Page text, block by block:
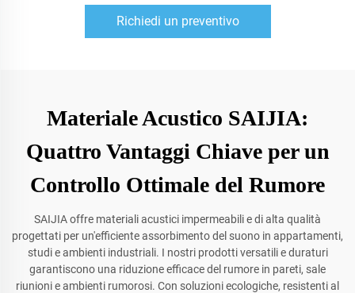
Richiedi un preventivo
Materiale Acustico SAIJIA:
Quattro Vantaggi Chiave per un
Controllo Ottimale del Rumore
SAIJIA offre materiali acustici impermeabili e di alta qualità
progettati per un'efficiente assorbimento del suono in appartamenti,
studi e ambienti industriali. I nostri prodotti versatili e duraturi
garantiscono una riduzione efficace del rumore in pareti, sale
riunioni e ambienti rumorosi. Con soluzioni ecologiche, resistenti al